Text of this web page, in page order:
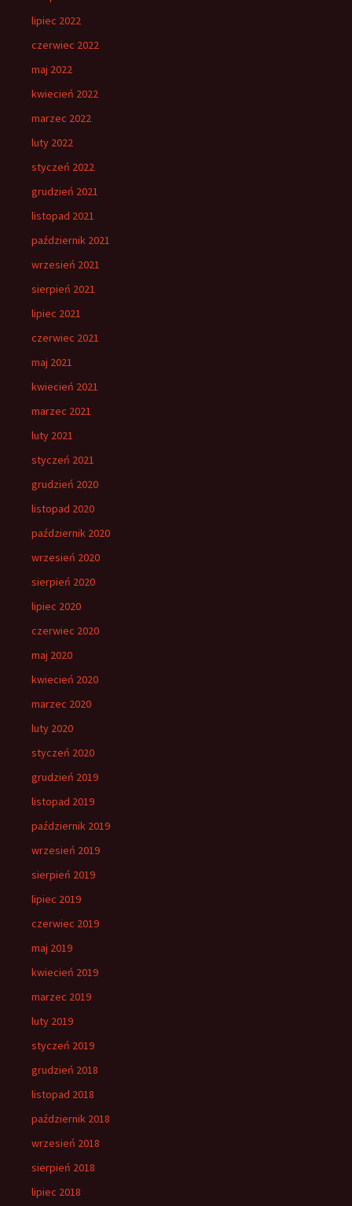
lipiec 2022
czerwiec 2022
maj 2022
kwiecień 2022
marzec 2022
luty 2022
styczeń 2022
grudzień 2021
listopad 2021
październik 2021
wrzesień 2021
sierpień 2021
lipiec 2021
czerwiec 2021
maj 2021
kwiecień 2021
marzec 2021
luty 2021
styczeń 2021
grudzień 2020
listopad 2020
październik 2020
wrzesień 2020
sierpień 2020
lipiec 2020
czerwiec 2020
maj 2020
kwiecień 2020
marzec 2020
luty 2020
styczeń 2020
grudzień 2019
listopad 2019
październik 2019
wrzesień 2019
sierpień 2019
lipiec 2019
czerwiec 2019
maj 2019
kwiecień 2019
marzec 2019
luty 2019
styczeń 2019
grudzień 2018
listopad 2018
październik 2018
wrzesień 2018
sierpień 2018
lipiec 2018